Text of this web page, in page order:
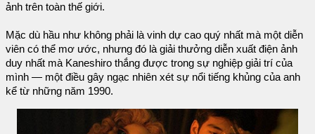
ảnh trên toàn thế giới.
Mặc dù hầu như không phải là vinh dự cao quý nhất mà một diễn
viên có thể mơ ước, nhưng đó là giải thưởng diễn xuất điện ảnh
duy nhất mà Kaneshiro thắng được trong sự nghiệp giải trí của
mình — một điều gây ngạc nhiên xét sự nổi tiếng khủng của anh
kể từ những năm 1990.